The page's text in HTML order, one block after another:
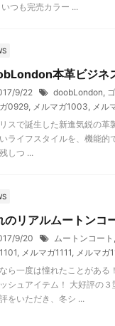
つも完売カラー ...
本革ビジネ
9/22 doobLondon,
0929, メルマガ1003, メル
スで誕生した新進気鋭の
ライフスタイルを、機能的
しつ ...
のリアルムートンコ
9/20 ムートンコート ,
, メルマガ1111, メルマガ
ら一度は憧れたことがあ
シュアイテム！ 大好評の
をいただき、冬シ ...